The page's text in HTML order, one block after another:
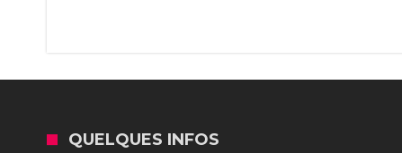
QUELQUES INFOS